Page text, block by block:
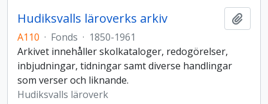
Hudiksvalls läroverks arkiv
A110 · Fonds · 1850-1961
Arkivet innehåller skolkataloger, redogörelser,
inbjudningar, tidningar samt diverse handlingar
som verser och liknande.
Hudiksvalls läroverk